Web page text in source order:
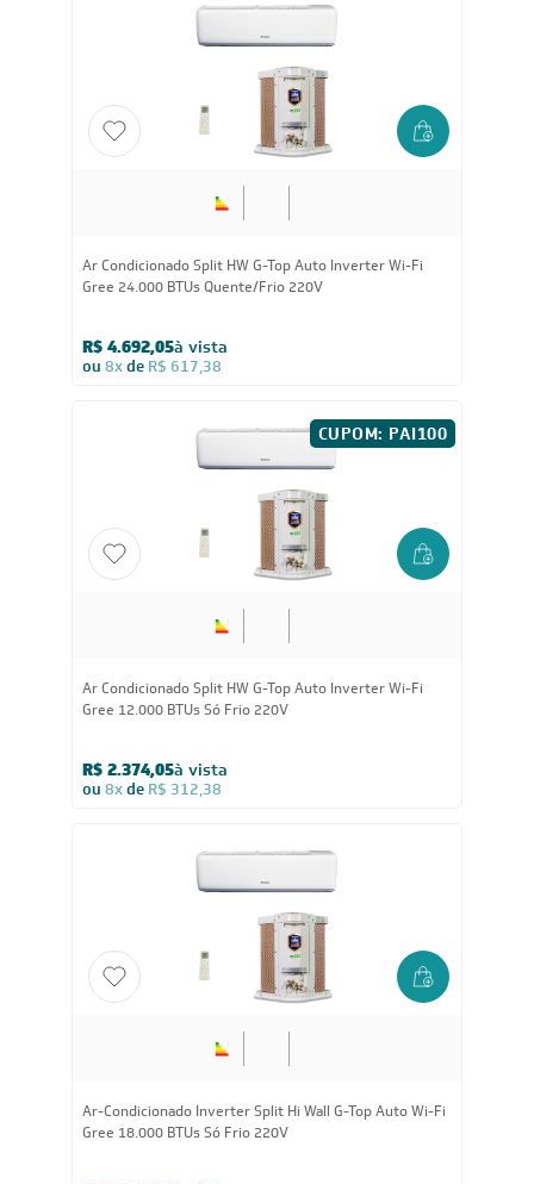
Ar-Condicionado Split Cassete Gree G-Prime Inverter
Compact 56.000 BTUs R-32 Só Frio 220V Monofásico
R$ 12.900,05 à vista
ou 8xde R$ 1.697,38
Ar-Condicionado Split Cassete Gree G-Prime Inverter
Compact 36.000 BTUs R-32 Só Frio 220V Monofásico
R$ 9.936,05à vista
ou 8xde R$ 1.307,38
Ar-Condicionado Inverter Piso Teto R-32 Gree G-Prime
Compact 57.000 BTUs Só Frio 220V Monofásico